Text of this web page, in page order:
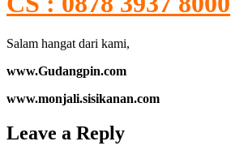
Salam hangat dari kami,
www.Gudangpin.com
www.monjali.sisikanan.com
Leave a Reply